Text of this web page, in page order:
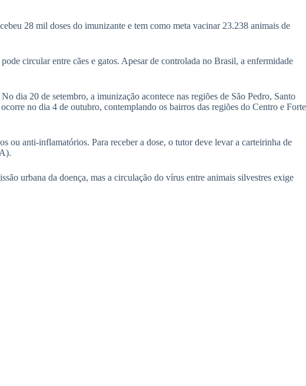
28 mil doses do imunizante e tem como meta vacinar 23.238 animais de
circular entre cães e gatos. Apesar de controlada no Brasil, a enfermidade
dia 20 de setembro, a imunização acontece nas regiões de São Pedro, Santo
no dia 4 de outubro, contemplando os bairros das regiões do Centro e Forte
ou anti-inflamatórios. Para receber a dose, o tutor deve levar a carteirinha de
urbana da doença, mas a circulação do vírus entre animais silvestres exige